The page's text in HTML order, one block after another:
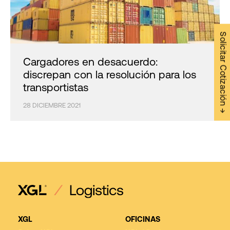
Cargadores en desacuerdo:
discrepan con la resolución para los
transportistas
28 DICIEMBRE 2021
XGL
OFICINAS
Solicitar Cotización →